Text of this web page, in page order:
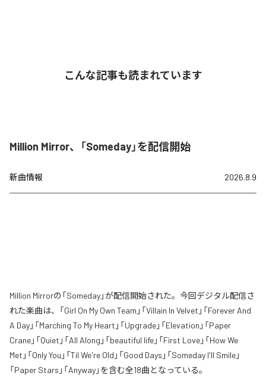
こんな記事も読まれています
Million Mirror、「Someday」を配信開始
新曲情報 2026.8.9
Million Mirrorの「Someday」が配信開始された。今回デジタル配信さ
れた楽曲は、「Girl On My Own Team」「Villain In Velvet」「Forever And
A Day」「Marching To My Heart」「Upgrade」「Elevation」「Paper
Crane」「Quiet」「All Along」「beautiful life」「First Love」「How We
Met」「Only You」「Til We're Old」「Good Days」「Someday I'll Smile」
「Paper Stars」「Anyway」を含む全18曲となっている。